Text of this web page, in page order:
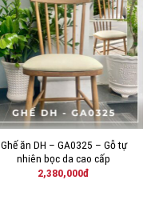
THÊM
VÀO
YÊU
THÍCH!
Ghế ăn DH – GA0325 – Gỗ tự
nhiên bọc da cao cấp
2,380,000đ